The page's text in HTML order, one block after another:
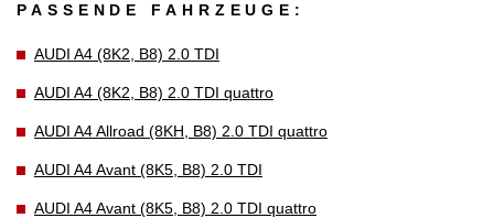
PASSENDE FAHRZEUGE:
AUDI A4 (8K2, B8) 2.0 TDI
AUDI A4 (8K2, B8) 2.0 TDI quattro
AUDI A4 Allroad (8KH, B8) 2.0 TDI quattro
AUDI A4 Avant (8K5, B8) 2.0 TDI
AUDI A4 Avant (8K5, B8) 2.0 TDI quattro